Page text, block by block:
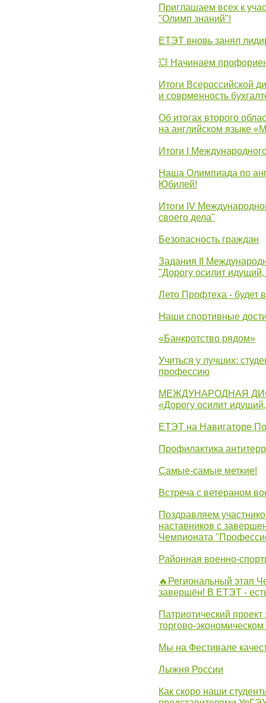
Приглашаем всех к
"Олимп знаний"!
ЕТЭТ вновь занял
💥 Начинаем
Итоги Всероссийской
и соврменность
Об итогах второго
на английском языке
Итоги I
Наша Олимпиада по
Юбилей!
Итоги IV
своего дела"
Безопасность граждан
Задания II
"Дорогу осилит
Лето Профтеха - будет
Наши спортивные
«Банкротство рядом»
Учиться у лучших:
профессию
МЕЖДУНАРОДНАЯ
«Дорогу осилит
ЕТЭТ на Навигаторе
Профилактика
Самые-самые меткие!
Встреча с ветераном
Поздравляем
наставников с
Чемпионата
Районная военно-
🔥Региональный этап
завершён! В ЕТЭТ -
Патриотический
торгово-
Мы на Фестивале
Лыжня России
Как скоро наши